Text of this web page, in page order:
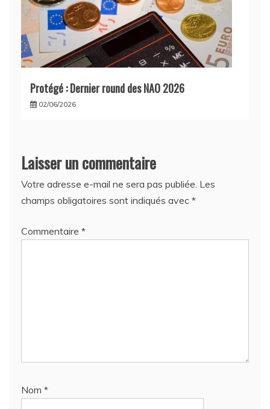
Protégé : Dernier round des NAO 2026
02/06/2026
Laisser un commentaire
Votre adresse e-mail ne sera pas publiée. Les
champs obligatoires sont indiqués avec *
Commentaire *
Nom *